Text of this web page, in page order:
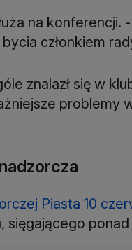
na konferencji.
członkiem
znalazł się w
problemy
Piasta 10
sięgającego